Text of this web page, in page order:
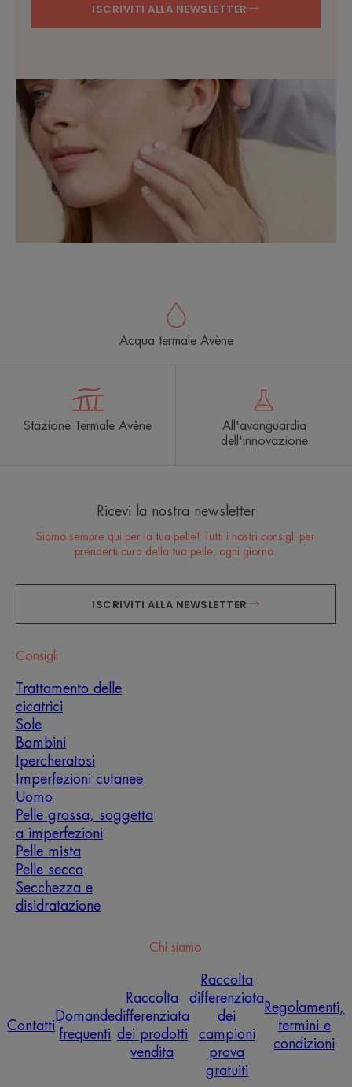
ISCRIVITI ALLA NEWSLETTER
Acqua termale Avène
Stazione Termale Avène
All'avanguardia
dell'innovazione
Ricevi la nostra newsletter
Siamo sempre qui per la tua pelle! Tutti i nostri consigli per
prenderti cura della tua pelle, ogni giorno.
ISCRIVITI ALLA NEWSLETTER
Consigli
Trattamento delle
cicatrici
Sole
Bambini
Ipercheratosi
Imperfezioni cutanee
Uomo
Pelle grassa, soggetta
a imperfezioni
Pelle mista
Pelle secca
Secchezza e
disidratazione
Chi siamo
Contatti
Domande
frequenti
Raccolta
differenziata
dei prodotti
vendita
Raccolta
differenziata
dei
campioni
prova
gratuiti
Regolamenti,
termini e
condizioni